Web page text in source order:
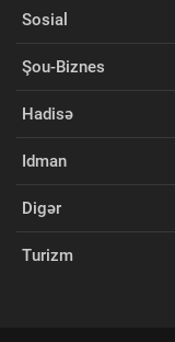
Sosial
Şou-Biznes
Hadisə
Idman
Digər
Turizm